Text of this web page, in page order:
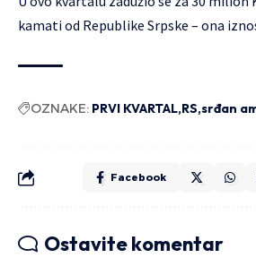
kamati od Republike Srpske – ona
OZNAKE: PRVI KVARTAL RS srđan
Facebook
Ostavite komentar